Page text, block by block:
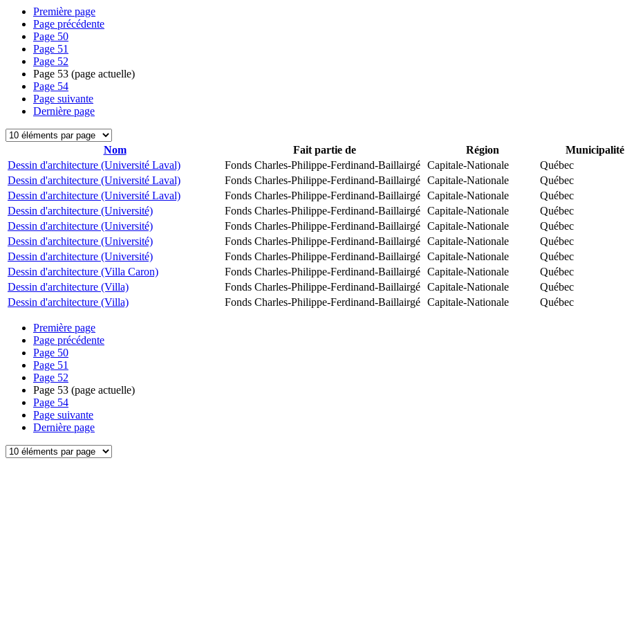
Première page
Page précédente
Page 50
Page 51
Page 52
Page 53 (page actuelle)
Page 54
Page suivante
Dernière page
Nom Fait partie de Région Municipalité
Dessin d'architecture (Université Laval)
Fonds Charles-Philippe-Ferdinand-Baillairgé Capitale-Nationale
Québec
Dessin d'architecture (Université Laval)
Fonds Charles-Philippe-Ferdinand-Baillairgé Capitale-Nationale
Québec
Dessin d'architecture (Université Laval)
Fonds Charles-Philippe-Ferdinand-Baillairgé Capitale-Nationale
Québec
Dessin d'architecture (Université)
Fonds Charles-Philippe-Ferdinand-Baillairgé Capitale-Nationale
Québec
Dessin d'architecture (Université)
Fonds Charles-Philippe-Ferdinand-Baillairgé Capitale-Nationale
Québec
Dessin d'architecture (Université)
Fonds Charles-Philippe-Ferdinand-Baillairgé Capitale-Nationale
Québec
Dessin d'architecture (Université)
Fonds Charles-Philippe-Ferdinand-Baillairgé Capitale-Nationale
Québec
Dessin d'architecture (Villa Caron)
Fonds Charles-Philippe-Ferdinand-Baillairgé Capitale-Nationale
Québec
Dessin d'architecture (Villa)
Fonds Charles-Philippe-Ferdinand-Baillairgé Capitale-Nationale
Québec
Dessin d'architecture (Villa)
Fonds Charles-Philippe-Ferdinand-Baillairgé Capitale-Nationale Québec
Première page
Page précédente
Page 50
Page 51
Page 52
Page 53 (page actuelle)
Page 54
Page suivante
Dernière page